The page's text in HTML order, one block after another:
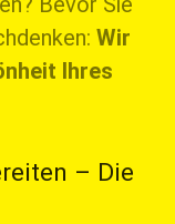
Wir
Ihres
– Die